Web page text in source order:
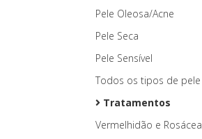
Pele Oleosa/Acne
Pele Seca
Pele Sensível
Todos os tipos de pele
Tratamentos
Vermelhidão e Rosácea